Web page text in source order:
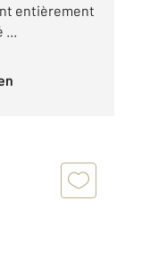
entièrement